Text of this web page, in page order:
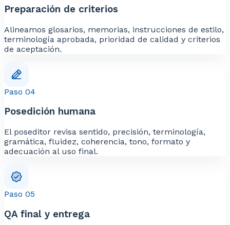
Preparación de criterios
Alineamos glosarios, memorias, instrucciones de estilo,
terminología aprobada, prioridad de calidad y criterios
de aceptación.
Paso 04
Posedición humana
El poseditor revisa sentido, precisión, terminología,
gramática, fluidez, coherencia, tono, formato y
adecuación al uso final.
Paso 05
QA final y entrega